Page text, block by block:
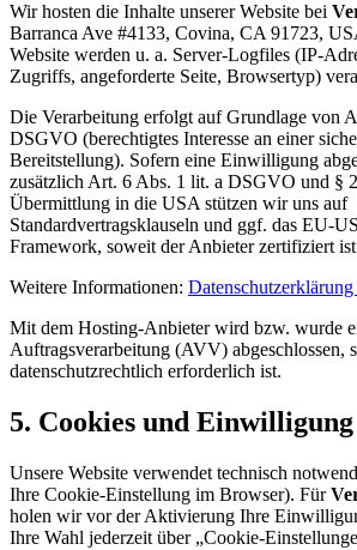
Wir hosten die Inhalte unserer Website bei
Barranca Ave #4133, Covina, CA 91723,
Website werden u. a. Server-Logfiles (IP-
Zugriffs, angeforderte Seite, Browsertyp)
Die Verarbeitung erfolgt auf Grundlage von
DSGVO (berechtigtes Interesse an einer
Bereitstellung). Sofern eine Einwilligung
zusätzlich Art. 6 Abs. 1 lit. a DSGVO und §
Übermittlung in die USA stützen wir uns auf
Standardvertragsklauseln und ggf. das EU-
Framework, soweit der Anbieter zertifiziert
Weitere Informationen:
Mit dem Hosting-Anbieter wird bzw. wurde
Auftragsverarbeitung (AVV) abgeschlossen,
datenschutzrechtlich erforderlich ist.
5. Cookies und Einwilligung
Unsere Website verwendet technisch
Ihre Cookie-Einstellung im Browser). Für
holen wir vor der Aktivierung Ihre
Ihre Wahl jederzeit über „Cookie-